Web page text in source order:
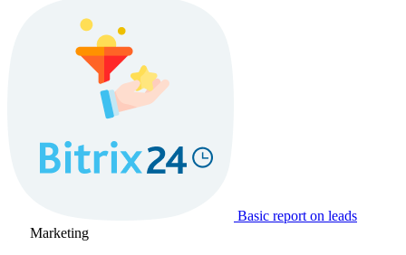
Basic report on leads
Marketing